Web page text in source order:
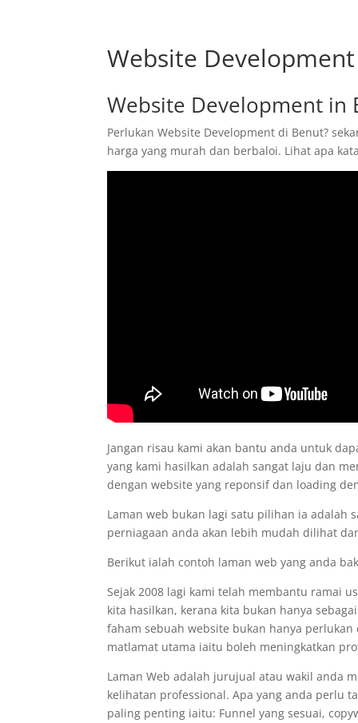
Website
Website Development in
Perlukan Website Development di Benut?
harga yang murah dan berbaloi. Lihat apa
Jangan risau kami akan bantu anda untuk
yang kami hasilkan adalah sangat laju dan
dengan website yang reponsif dan loading
Laman web bukan lagi satu pilihan ia adalah
perniagaan anda akan lebih mudah dilihat
Berikut ialah contoh laman web yang anda
Sejak 2008 lagi kami telah membantu ramai
kita hasilkan, kerana kita bukan hanya
faham sebuah website bukan hanya
matlamat utama iaitu boleh meningkatkan
Laman Web adalah jurujual atau wakil anda
kelihatan professional. Apa yang anda perlu
paling penting iaitu: Funnel yang sesuai,